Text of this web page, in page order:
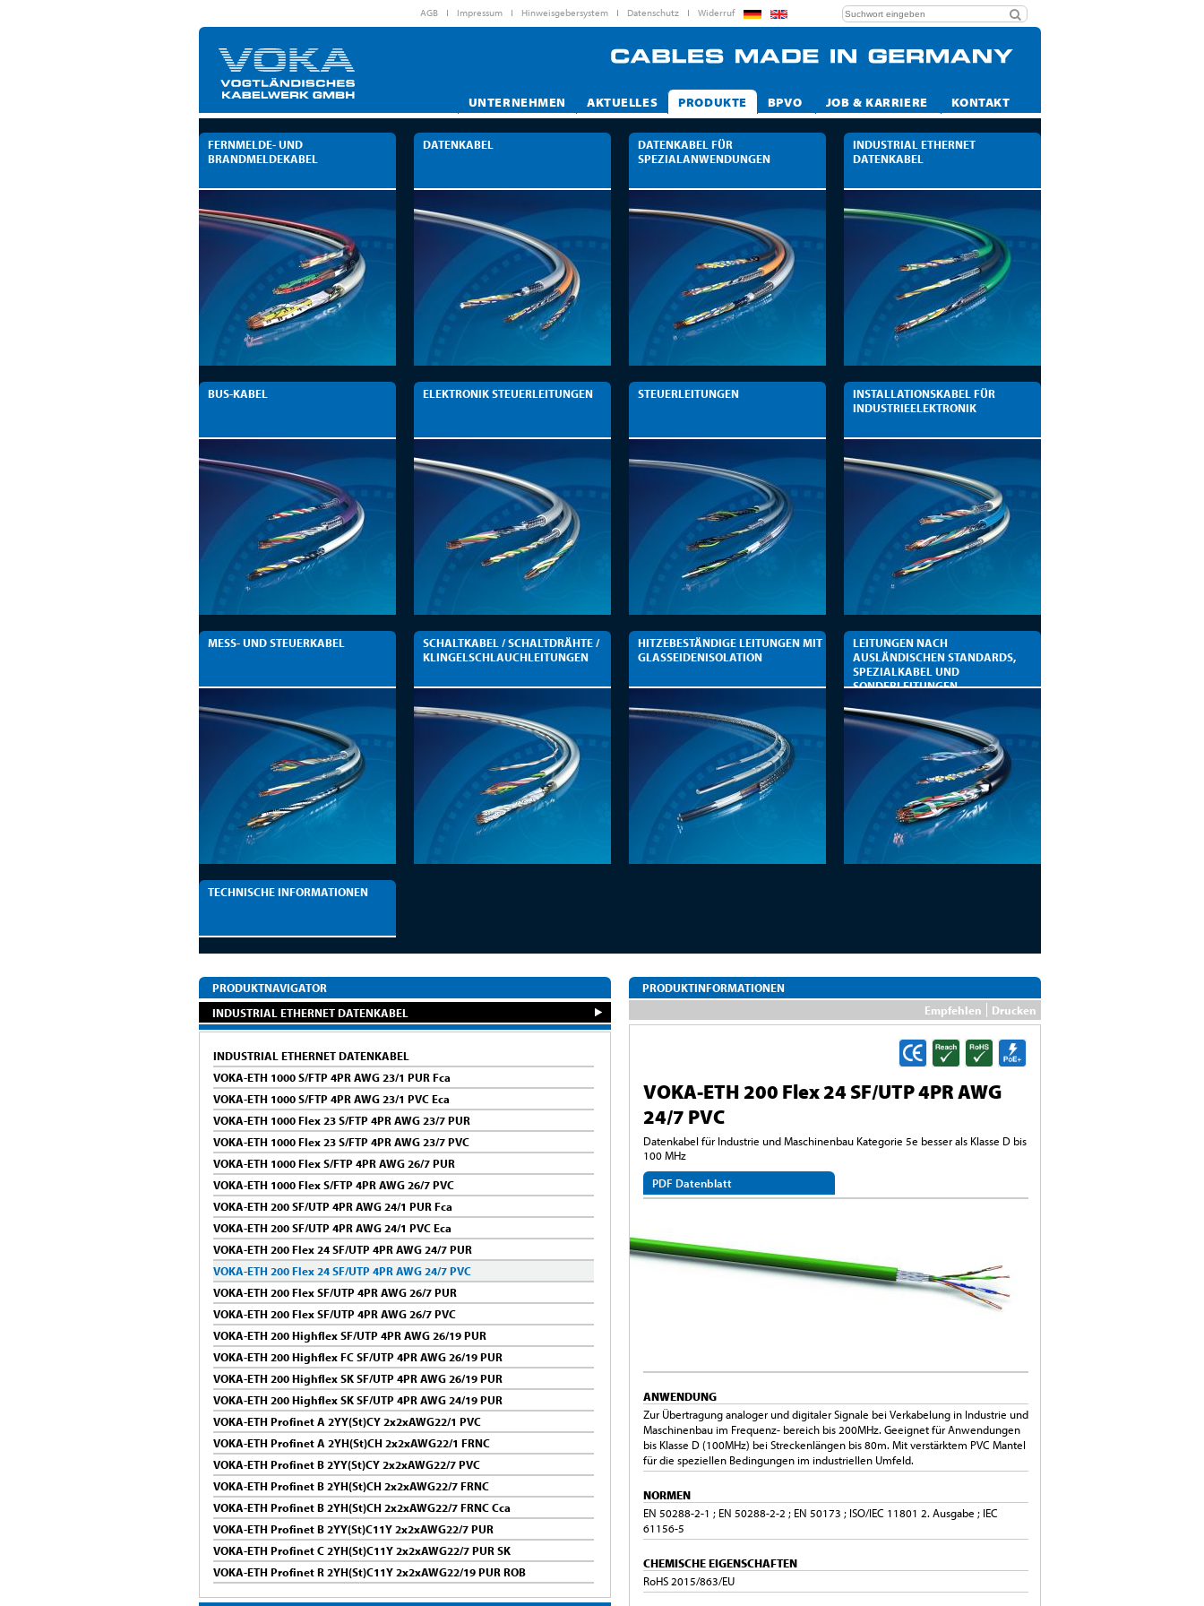
AGB Impressum Hinweisgebersystem Datenschutz Widerruf
UNTERNEHMEN AKTUELLES PRODUKTE BPVO JOB & KARRIERE KONTAKT
FERNMELDE- UND
BRANDMELDEKABEL
DATENKABEL
DATENKABEL FÜR
SPEZIALANWENDUNGEN
INDUSTRIAL ETHERNET
DATENKABEL
BUS-KABEL ELEKTRONIK STEUERLEITUNGEN STEUERLEITUNGEN
INSTALLATIONSKABEL FÜR
INDUSTRIEELEKTRONIK
MESS- UND STEUERKABEL
SCHALTKABEL / SCHALTDRÄHTE /
KLINGELSCHLAUCHLEITUNGEN
HITZEBESTÄNDIGE LEITUNGEN MIT
GLASSEIDENISOLATION
LEITUNGEN NACH
AUSLÄNDISCHEN STANDARDS,
SPEZIALKABEL UND
SONDERLEITUNGEN
TECHNISCHE INFORMATIONEN
PRODUKTNAVIGATOR
INDUSTRIAL ETHERNET DATENKABEL
INDUSTRIAL ETHERNET DATENKABEL
VOKA-ETH 1000 S/FTP 4PR AWG 23/1 PUR Fca
VOKA-ETH 1000 S/FTP 4PR AWG 23/1 PVC Eca
VOKA-ETH 1000 Flex 23 S/FTP 4PR AWG 23/7 PUR
VOKA-ETH 1000 Flex 23 S/FTP 4PR AWG 23/7 PVC
VOKA-ETH 1000 Flex S/FTP 4PR AWG 26/7 PUR
VOKA-ETH 1000 Flex S/FTP 4PR AWG 26/7 PVC
VOKA-ETH 200 SF/UTP 4PR AWG 24/1 PUR Fca
VOKA-ETH 200 SF/UTP 4PR AWG 24/1 PVC Eca
VOKA-ETH 200 Flex 24 SF/UTP 4PR AWG 24/7 PUR
VOKA-ETH 200 Flex 24 SF/UTP 4PR AWG 24/7 PVC
VOKA-ETH 200 Flex SF/UTP 4PR AWG 26/7 PUR
VOKA-ETH 200 Flex SF/UTP 4PR AWG 26/7 PVC
VOKA-ETH 200 Highflex SF/UTP 4PR AWG 26/19 PUR
VOKA-ETH 200 Highflex FC SF/UTP 4PR AWG 26/19 PUR
VOKA-ETH 200 Highflex SK SF/UTP 4PR AWG 26/19 PUR
VOKA-ETH 200 Highflex SK SF/UTP 4PR AWG 24/19 PUR
VOKA-ETH Profinet A 2YY(St)CY 2x2xAWG22/1 PVC
VOKA-ETH Profinet A 2YH(St)CH 2x2xAWG22/1 FRNC
VOKA-ETH Profinet B 2YY(St)CY 2x2xAWG22/7 PVC
VOKA-ETH Profinet B 2YH(St)CH 2x2xAWG22/7 FRNC
VOKA-ETH Profinet B 2YH(St)CH 2x2xAWG22/7 FRNC Cca
VOKA-ETH Profinet B 2YY(St)C11Y 2x2xAWG22/7 PUR
VOKA-ETH Profinet C 2YH(St)C11Y 2x2xAWG22/7 PUR SK
VOKA-ETH Profinet R 2YH(St)C11Y 2x2xAWG22/19 PUR ROB
PRODUKTINFORMATIONEN
Empfehlen
Drucken
VOKA-ETH 200 Flex 24 SF/UTP 4PR AWG
24/7 PVC
Datenkabel für Industrie und Maschinenbau Kategorie 5e besser als Klasse D bis
100 MHz
PDF Datenblatt
ANWENDUNG
Zur Übertragung analoger und digitaler Signale bei Verkabelung in Industrie und
Maschinenbau im Frequenz- bereich bis 200MHz. Geeignet für Anwendungen
bis Klasse D (100MHz) bei Streckenlängen bis 80m. Mit verstärktem PVC Mantel
für die speziellen Bedingungen im industriellen Umfeld.
NORMEN
EN 50288-2-1 ; EN 50288-2-2 ; EN 50173 ; ISO/IEC 11801 2. Ausgabe ; IEC
61156-5
CHEMISCHE EIGENSCHAFTEN
RoHS 2015/863/EU